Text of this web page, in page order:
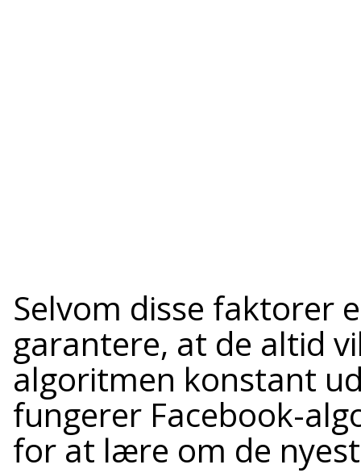
Selvom disse faktorer
garantere, at de altid
algoritmen konstant
fungerer Facebook-
for at lære om de